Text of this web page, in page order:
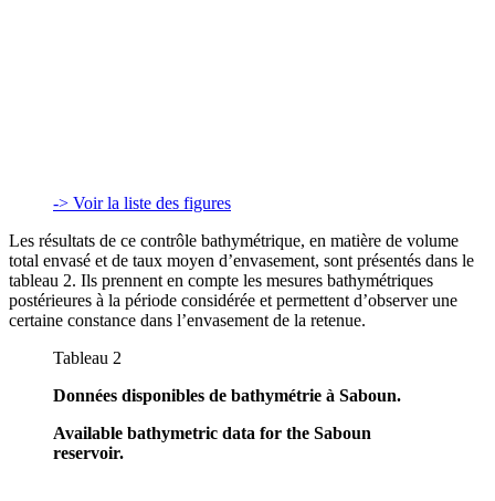
-> Voir la liste des figures
Les résultats de ce contrôle bathymétrique, en matière de volume
total envasé et de taux moyen d’envasement, sont présentés dans le
tableau 2. Ils prennent en compte les mesures bathymétriques
postérieures à la période considérée et permettent d’observer une
certaine constance dans l’envasement de la retenue.
Tableau 2
Données disponibles de bathymétrie à Saboun.
Available bathymetric data for the Saboun
reservoir.